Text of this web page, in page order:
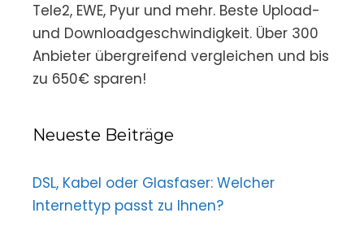
Tele2, EWE, Pyur und mehr. Beste Upload-
und Downloadgeschwindigkeit. Über 300
Anbieter übergreifend vergleichen und bis
zu 650€ sparen!
Neueste Beiträge
DSL, Kabel oder Glasfaser: Welcher
Internettyp passt zu Ihnen?